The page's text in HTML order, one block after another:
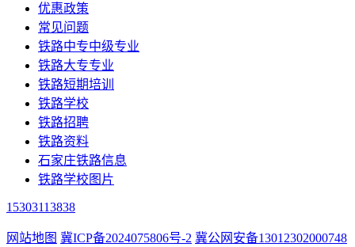
优惠政策
常见问题
铁路中专中级专业
铁路大专专业
铁路短期培训
铁路学校
铁路招聘
铁路资料
石家庄铁路信息
铁路学校图片
15303113838
网站地图 冀ICP备2024075806号-2 冀公网安备13012302000748